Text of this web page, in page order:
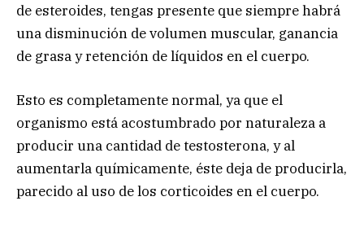
de esteroides, tengas presente que siempre habrá
una disminución de volumen muscular, ganancia
de grasa y retención de líquidos en el cuerpo.
Esto es completamente normal, ya que el
organismo está acostumbrado por naturaleza a
producir una cantidad de testosterona, y al
aumentarla químicamente, éste deja de producirla,
parecido al uso de los corticoides en el cuerpo.